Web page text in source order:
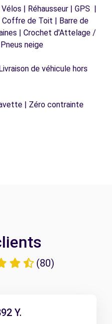
| Réhausseur | GPS |
Coffre de Toit | Barre de
| Crochet d'Attelage /
neige
de véhicule hors
| Zéro contrainte
(80)
Y.